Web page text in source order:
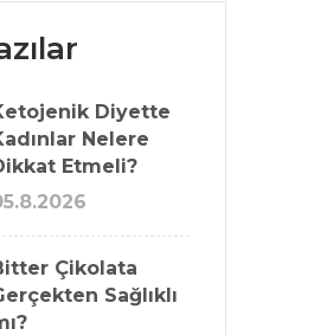
Diyette
Nelere
Etmeli?
Çikolata
Sağlıklı